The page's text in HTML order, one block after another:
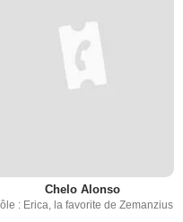
Chelo Alonso
: Erica, la favorite de Zemanzius